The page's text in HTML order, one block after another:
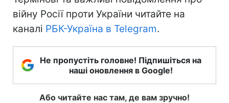
війну Росії проти України читайте на
каналі РБК-Україна в Telegram.
Не пропустіть головне! Підпишіться на
наші оновлення в Google!
Або читайте нас там, де вам зручно!